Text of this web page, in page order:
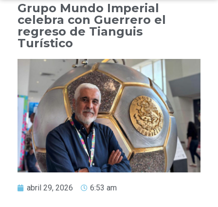
Grupo Mundo Imperial
celebra con Guerrero el
regreso de Tianguis
Turístico
abril 29, 2026 6:53 am